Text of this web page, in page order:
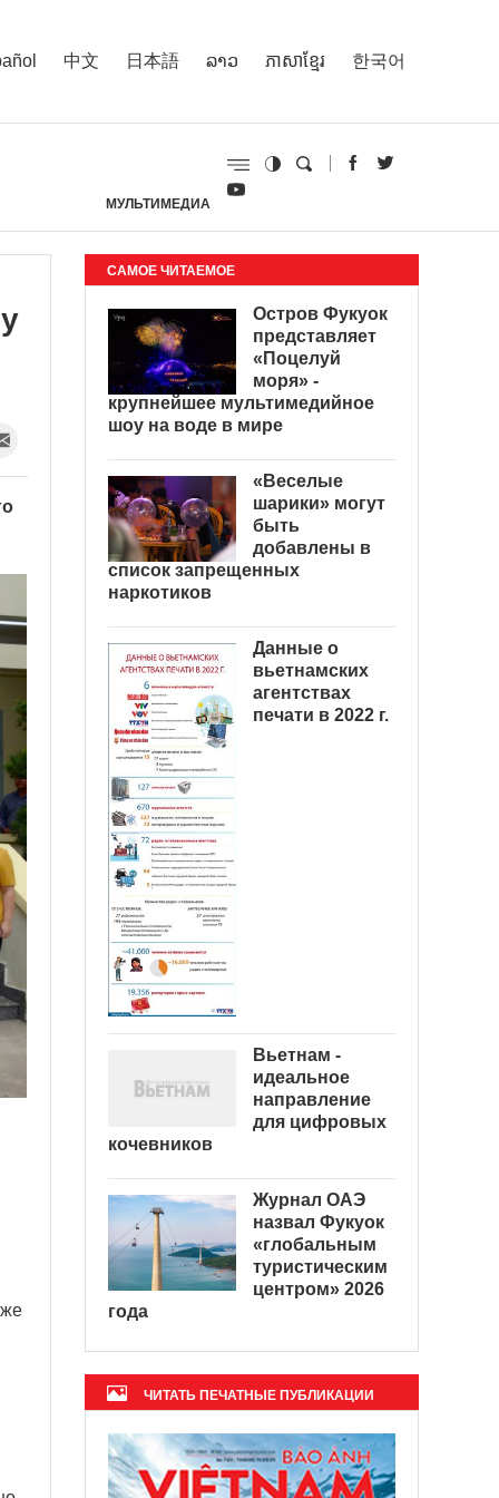
中文 日本語 ລາວ ភាសាខ្មែរ 한국어
МУЛЬТИМЕДИА
САМОЕ ЧИТАЕМОЕ
Остров Фукуок
представляет
«Поцелуй
моря» -
крупнейшее мультимедийное
шоу на воде в мире
«Веселые
шарики» могут
быть
добавлены в
список запрещенных
наркотиков
Данные о
вьетнамских
агентствах
печати в 2022 г.
Вьетнам -
идеальное
направление
для цифровых
кочевников
Журнал ОАЭ
назвал Фукуок
«глобальным
туристическим
центром» 2026
года
ЧИТАТЬ ПЕЧАТНЫЕ ПУБЛИКАЦИИ